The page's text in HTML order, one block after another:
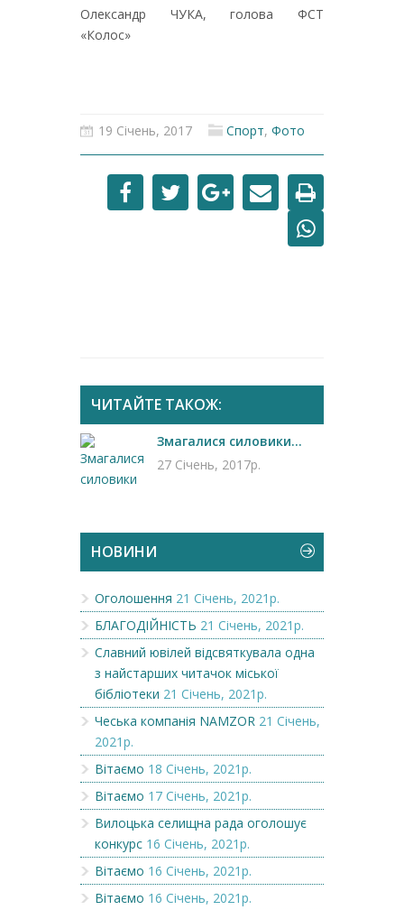
Олександр ЧУКА, голова ФСТ
«Колос»
19 Січень, 2017 Спорт, Фото
ЧИТАЙТЕ ТАКОЖ:
Змагалися силовики...
27 Січень, 2017р.
НОВИНИ
Оголошення 21 Січень, 2021р.
БЛАГОДІЙНІСТЬ 21 Січень, 2021р.
Славний ювілей відсвяткувала одна
з найстарших читачок міської
бібліотеки 21 Січень, 2021р.
Чеська компанія NAMZOR 21 Січень,
2021р.
Вітаємо 18 Січень, 2021р.
Вітаємо 17 Січень, 2021р.
Вилоцька селищна рада оголошує
конкурс 16 Січень, 2021р.
Вітаємо 16 Січень, 2021р.
Вітаємо 16 Січень, 2021р.